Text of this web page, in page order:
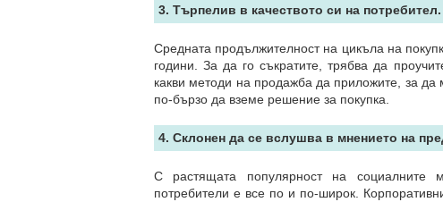
3. Търпелив в качеството си на потребител.
Средната продължителност на цикъла на
години. За да го съкратите, трябва да
какви методи на продажба да приложите, за
по-бързо да вземе решение за покупка.
4. Склонен да се вслушва в мнението на
С растящата популярност на социалните
потребители е все по и по-широк.